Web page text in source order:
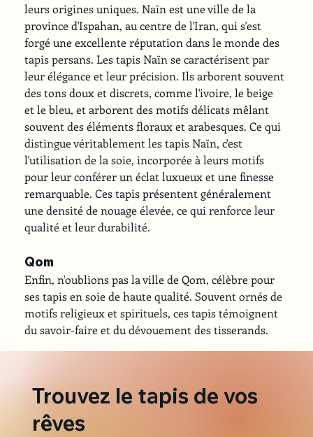
leurs origines uniques. Naïn est une ville de la
province d'Ispahan, au centre de l'Iran, qui s'est
forgé une excellente réputation dans le monde des
tapis persans. Les tapis Naïn se caractérisent par
leur élégance et leur précision. Ils arborent souvent
des tons doux et discrets, comme l'ivoire, le beige
et le bleu, et arborent des motifs délicats mêlant
souvent des éléments floraux et arabesques. Ce qui
distingue véritablement les tapis Naïn, c'est
l'utilisation de la soie, incorporée à leurs motifs
pour leur conférer un éclat luxueux et une finesse
remarquable. Ces tapis présentent généralement
une densité de nouage élevée, ce qui renforce leur
qualité et leur durabilité.
Qom
Enfin, n'oublions pas la ville de Qom, célèbre pour
ses tapis en soie de haute qualité. Souvent ornés de
motifs religieux et spirituels, ces tapis témoignent
du savoir-faire et du dévouement des tisserands.
Trouvez le tapis de vos
rêves